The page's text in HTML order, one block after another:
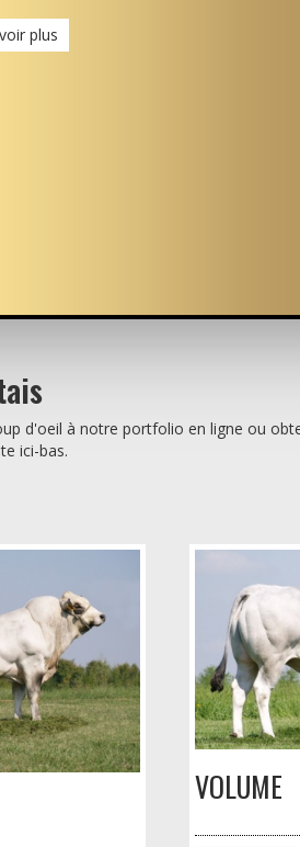
plus
d'oeil à notre portfolio en ligne ou
ici-bas.
VOLUME